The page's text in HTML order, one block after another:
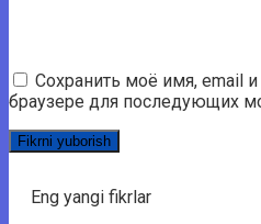
Сохранить моё имя, email
браузере для последующих
Eng yangi fikrlar